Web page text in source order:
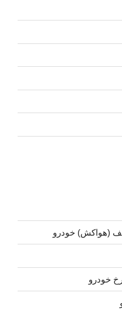
(هواکش) خودرو
خودرو